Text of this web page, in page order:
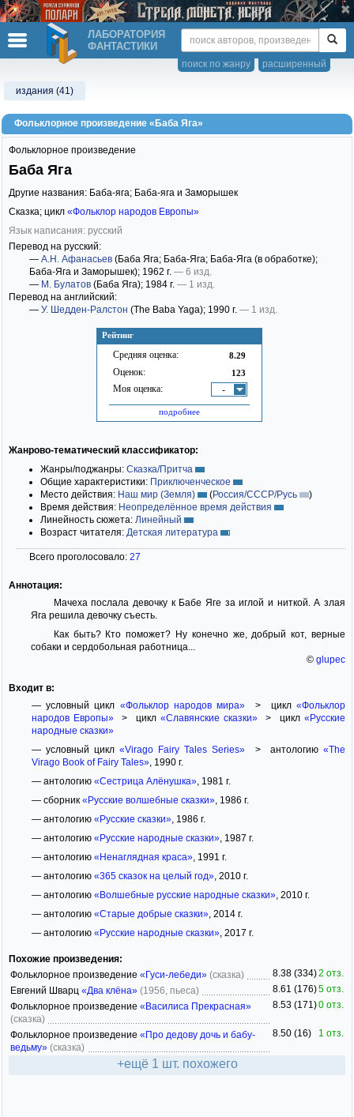
ЛАБОРАТОРИЯ
ФАНТАСТИКИ
расширенный
поиск по жанру
издания (41)
Фольклорное произведение «Баба Яга»
Рейтинг
Средняя оценка: 8.29
Оценок: 123
Моя оценка: -
подробнее
Фольклорное произведение
Баба Яга
Другие названия: Баба-яга; Баба-яга и Заморышек
Сказка; цикл «Фольклор народов Европы»
Язык написания: русский
Перевод на русский:
— А.Н. Афанасьев (Баба Яга; Баба-Яга; Баба-Яга (в обработке);
Баба-Яга и Заморышек); 1962 г. — 6 изд.
— М. Булатов (Баба Яга); 1984 г. — 1 изд.
Перевод на английский:
— У. Шедден-Ралстон (The Baba Yaga); 1990 г. — 1 изд.
Жанрово-тематический классификатор:
Жанры/поджанры: Сказка/Притча
Общие характеристики: Приключенческое
Место действия: Наш мир (Земля) (Россия/СССР/Русь
)
Время действия: Неопределённое время действия
Линейность сюжета: Линейный
Возраст читателя: Детская литература
Всего проголосовало: 27
Аннотация:
Мачеха послала девочку к Бабе Яге за иглой и ниткой. А злая
Яга решила девочку съесть.
Как быть? Кто поможет? Ну конечно же, добрый кот, верные
собаки и сердобольная работница...
© glupec
Входит в:
— условный цикл «Фольклор народов мира» > цикл«Фольклор
народов Европы»> цикл «Славянские сказки» > цикл«Русские
народные сказки»
— условный цикл«Virago Fairy Tales Series» > антологию «The
Virago Book of Fairy Tales», 1990 г.
— антологию «Сестрица Алёнушка», 1981 г.
— сборник «Русские волшебные сказки», 1986 г.
— антологию «Русские сказки», 1986 г.
— антологию «Русские народные сказки», 1987 г.
— антологию «Ненаглядная краса», 1991 г.
— антологию «365 сказок на целый год», 2010 г.
— антологию «Волшебные русские народные сказки», 2010 г.
— антологию «Старые добрые сказки», 2014 г.
— антологию «Русские народные сказки», 2017 г.
Похожие произведения:
Фольклорное произведение «Гуси-лебеди» (сказка) 8.38 (334)2 отз.
Евгений Шварц «Два клёна» (1956, пьеса) 8.61 (176)5 отз.
Фольклорное произведение «Василиса Прекрасная»
(сказка)
8.53 (171)0 отз.
Фольклорное произведение «Про дедову дочь и бабу-
ведьму» (сказка)
8.50 (16) 1 отз.
+ещё 1 шт. похожего